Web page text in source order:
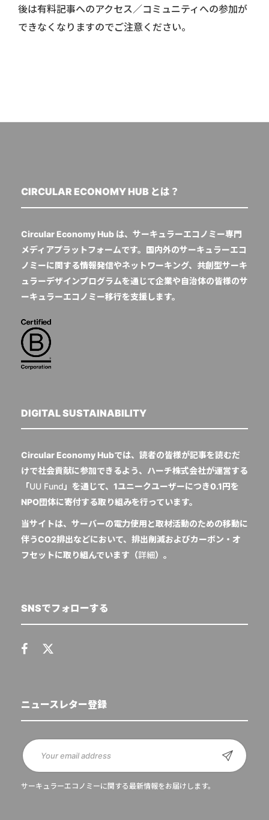
後は有料記事へのアクセス／コミュニティへの参加が
できなくなりますのでご注意ください。
CIRCULAR ECONOMY HUB とは？
Circular Economy Hub は、サーキュラーエコノミー専門
メディアプラットフォームです。国内外のサーキュラーエコ
ノミーに関する情報発信やネットワーキング、共創型サーキ
ュラーデザインプログラムを通じて企業や自治体の皆様のサ
ーキュラーエコノミー移行を支援します。
DIGITAL SUSTAINABILITY
Circular Economy Hubでは、読者の皆様が記事を読むだ
けで社会貢献に参加できるよう、ハーチ株式会社が運営する
「UU Fund 」を通じて、1ユニークユーザーにつき0.1円を
NPO団体に寄付する取り組みを行っています。
当サイトは、サーバーの電力使用と取材活動のための移動に
伴うCO2排出などにおいて、排出削減およびカーボン・オ
フセットに取り組んでいます（詳細）。
SNSでフォローする
ニュースレター登録
サーキュラーエコノミーに関する最新情報をお届けします。